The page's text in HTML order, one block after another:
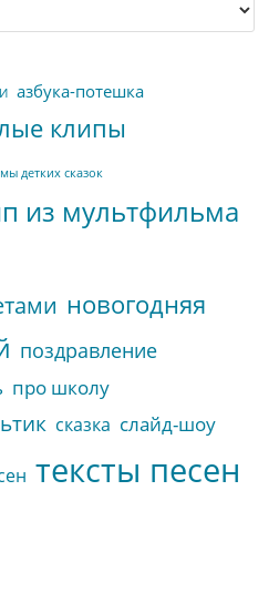
азбука-потешка
клипы
детких сказок
из мультфильма
новогодняя
поздравление
про школу
сказка слайд-шоу
тексты песен